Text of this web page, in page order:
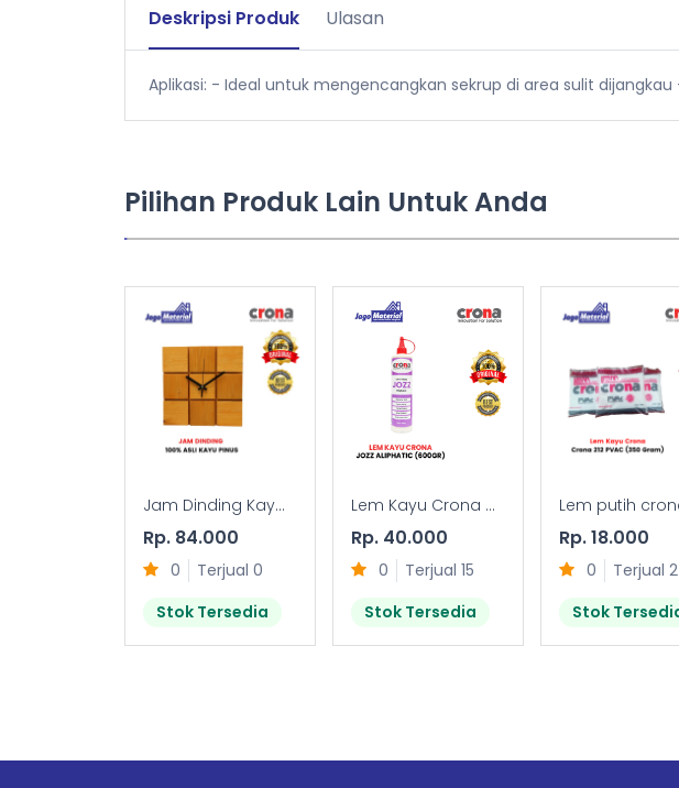
Deskripsi Produk Ulasan
Aplikasi: - Ideal untuk mengencangkan sekrup di area sulit
Pilihan Produk Lain Untuk Anda
Jam Dinding Kay...
Rp. 84.000
0
Terjual 0
Stok Tersedia
Lem Kayu Crona ...
Rp. 40.000
0
Terjual 15
Stok Tersedia
Lem putih
Rp. 18.000
0
Terjual 2
Stok